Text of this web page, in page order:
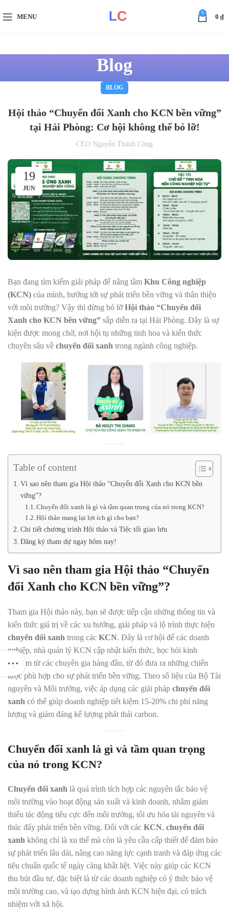
MENU
0
0 ₫
Blog
BLOG
Hội thảo “Chuyển đổi Xanh cho KCN bền vững”
tại Hải Phòng: Cơ hội không thể bỏ lỡ!
CEO Nguyễn Thành Công
19
JUN
Bạn đang tìm kiếm giải pháp để nâng tầm Khu Công nghiệp
(KCN) của mình, hướng tới sự phát triển bền vững và thân thiện
với môi trường? Vậy thì đừng bỏ lỡHội thảo “Chuyển đổi
Xanh cho KCN bền vững” sắp diễn ra tại Hải Phòng. Đây là sự
kiện được mong chờ, nơi hội tụ những tinh hoa và kiến thức
chuyên sâu về chuyển đổi xanh trong ngành công nghiệp.
Table of content
Vì sao nên tham gia Hội thảo “Chuyển đổi Xanh cho KCN bền
vững”?
Chuyển đổi xanh là gì và tầm quan trọng của nó trong KCN?
Hội thảo mang lại lợi ích gì cho bạn?
Chi tiết chương trình Hội thảo và Tiệc tối giao lưu
Đăng ký tham dự ngay hôm nay!
Vì sao nên tham gia Hội thảo “Chuyển
đổi Xanh cho KCN bền vững”?
Tham gia Hội thảo này, bạn sẽ được tiếp cận những thông tin và
kiến thức giá trị về các xu hướng, giải pháp và lộ trình thực hiện
chuyển đổi xanh trong các KCN. Đây là cơ hội để các doanh
nghiệp, nhà quản lý KCN cập nhật kiến thức, học hỏi kinh
nghiệm từ các chuyên gia hàng đầu, từ đó đưa ra những chiến
lược phù hợp cho sự phát triển bền vững. Theo số liệu của Bộ Tài
nguyên và Môi trường, việc áp dụng các giải pháp chuyển đổi
xanh có thể giúp doanh nghiệp tiết kiệm 15-20% chi phí năng
lượng và giảm đáng kể lượng phát thải carbon.
Chuyển đổi xanh là gì và tầm quan trọng
của nó trong KCN?
Chuyển đổi xanh là quá trình tích hợp các nguyên tắc bảo vệ
môi trường vào hoạt động sản xuất và kinh doanh, nhằm giảm
thiểu tác động tiêu cực đến môi trường, tối ưu hóa tài nguyên và
thúc đẩy phát triển bền vững. Đối với các KCN, chuyển đổi
xanh không chỉ là xu thế mà còn là yêu cầu cấp thiết để đảm bảo
sự phát triển lâu dài, nâng cao năng lực cạnh tranh và đáp ứng các
tiêu chuẩn quốc tế ngày càng khắt liệt. Việc này giúp các KCN
thu hút đầu tư, đặc biệt là từ các doanh nghiệp có ý thức bảo vệ
môi trường cao, và tạo dựng hình ảnh KCN hiện đại, có trách
nhiệm với xã hội.